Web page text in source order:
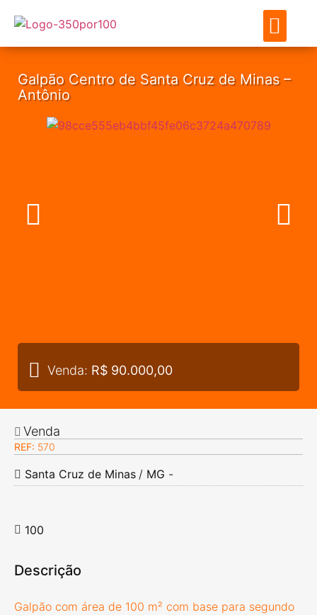
Galpão Centro de Santa Cruz de Minas –
Antônio
Venda: R$ 90.000,00
Venda
REF: 570
Santa Cruz de Minas / MG -
100
Descrição
Galpão com área de 100 m² com base para segundo